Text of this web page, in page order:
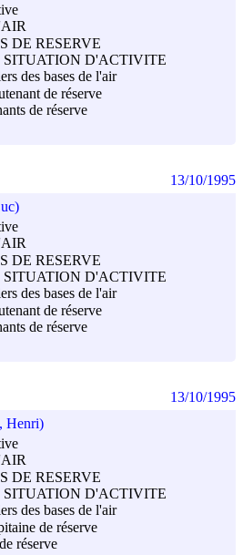
DE RESERVE
SITUATION D'ACTIVITE
des bases de l'air
de réserve
de réserve
DE RESERVE
SITUATION D'ACTIVITE
des bases de l'air
de réserve
de réserve
13/10/1995
Henri)
DE RESERVE
SITUATION D'ACTIVITE
des bases de l'air
de réserve
réserve
13/10/1995